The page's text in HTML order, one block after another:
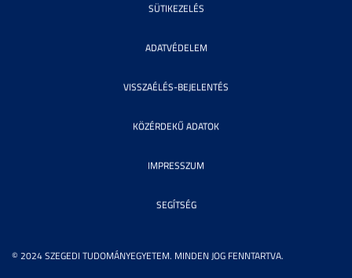
© 2024 SZEGEDI TUDOMÁNYEGYETEM. MINDEN JOG FENNTARTVA.
SÜTIKEZELÉS
ADATVÉDELEM
VISSZAÉLÉS-BEJELENTÉS
KÖZÉRDEKŰ ADATOK
IMPRESSZUM
SEGÍTSÉG